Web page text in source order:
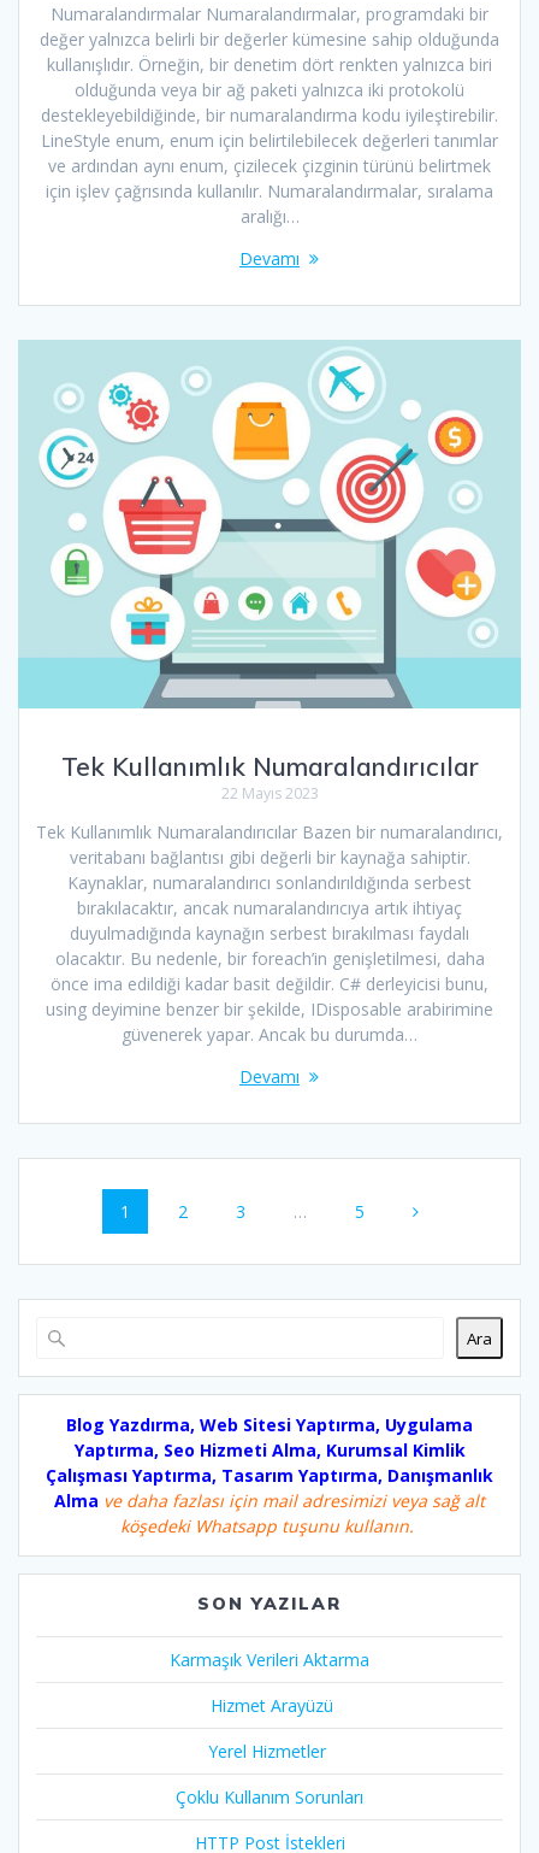
Numaralandırmalar Numaralandırmalar, programdaki bir
değer yalnızca belirli bir değerler kümesine sahip olduğunda
kullanışlıdır. Örneğin, bir denetim dört renkten yalnızca biri
olduğunda veya bir ağ paketi yalnızca iki protokolü
destekleyebildiğinde, bir numaralandırma kodu iyileştirebilir.
LineStyle enum, enum için belirtilebilecek değerleri tanımlar
ve ardından aynı enum, çizilecek çizginin türünü belirtmek
için işlev çağrısında kullanılır. Numaralandırmalar, sıralama
aralığı…
Devamı
Tek Kullanımlık Numaralandırıcılar
22 Mayıs 2023
Tek Kullanımlık Numaralandırıcılar Bazen bir numaralandırıcı,
veritabanı bağlantısı gibi değerli bir kaynağa sahiptir.
Kaynaklar, numaralandırıcı sonlandırıldığında serbest
bırakılacaktır, ancak numaralandırıcıya artık ihtiyaç
duyulmadığında kaynağın serbest bırakılması faydalı
olacaktır. Bu nedenle, bir foreach’in genişletilmesi, daha
önce ima edildiği kadar basit değildir. C# derleyicisi bunu,
using deyimine benzer bir şekilde, IDisposable arabirimine
güvenerek yapar. Ancak bu durumda…
Devamı
dolaşımı
Sayfa
1 Sayfa
2 Sayfa
3 … Sayfa
5
Ara
Blog Yazdırma, Web Sitesi Yaptırma, Uygulama
Yaptırma, Seo Hizmeti Alma, Kurumsal Kimlik
Çalışması Yaptırma, Tasarım Yaptırma, Danışmanlık
Alma ve daha fazlası için mail adresimizi veya sağ alt
köşedeki Whatsapp tuşunu kullanın.
SON YAZILAR
Karmaşık Verileri Aktarma
Hizmet Arayüzü
Yerel Hizmetler
Çoklu Kullanım Sorunları
HTTP Post İstekleri